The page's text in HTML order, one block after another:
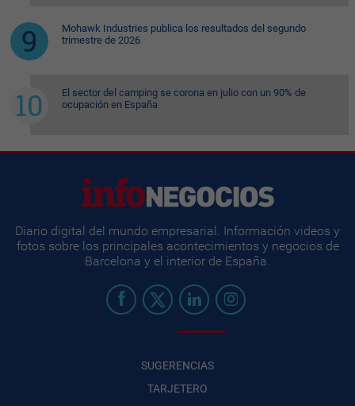
Mohawk Industries publica los resultados del segundo
trimestre de 2026
El sector del camping se corona en julio con un 90% de
ocupación en España
Diario digital del mundo empresarial. Información videos y
fotos sobre los principales acontecimientos y negocios de
Barcelona y el interior de España.
SUGERENCIAS
TARJETERO